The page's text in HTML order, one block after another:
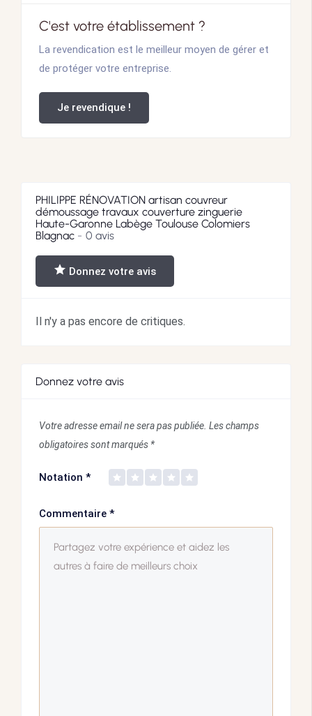
C'est votre établissement ?
La revendication est le meilleur moyen de gérer et
de protéger votre entreprise.
Je revendique !
PHILIPPE RÉNOVATION artisan couvreur
démoussage travaux couverture zinguerie
Haute-Garonne Labège Toulouse Colomiers
Blagnac
0 avis
Donnez votre avis
Il n'y a pas encore de critiques.
Donnez votre avis
Votre adresse email ne sera pas publiée. Les champs
obligatoires sont marqués *
Notation *
Commentaire *